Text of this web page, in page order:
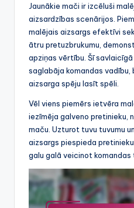
Jaunākie mači ir izcēluši
aizsardzības scenārijos.
malējais aizsargs efektīvi
ātru pretuzbrukumu,
apziņas vērtību. Šī
saglabāja komandas
aizsarga spēju lasīt spēli.
Vēl viens piemērs ietvēra
iezīmēja galveno pretinieku,
maču. Uzturot tuvu tuvumu
aizsargs piespieda
galu galā veicinot komandas